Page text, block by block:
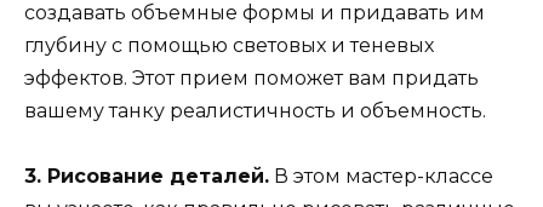
создавать объемные формы и придавать им
глубину с помощью световых и теневых
эффектов. Этот прием поможет вам придать
вашему танку реалистичность и объемность.
3. Рисование деталей. В этом мастер-классе